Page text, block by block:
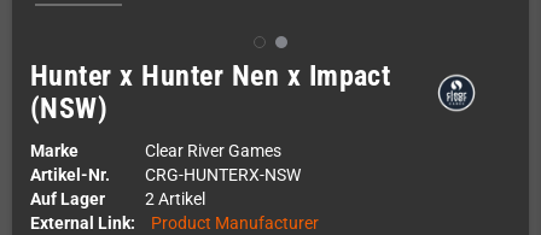
Hunter x Hunter Nen x Impact
(NSW)
Marke
Clear River Games
Artikel-Nr.
CRG-HUNTERX-NSW
Auf Lager
2 Artikel
External Link:
Product Manufacturer